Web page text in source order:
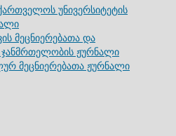
უნივერსიტეტის
მეცნიერებათა და
ჟურნალი
მეცნიერებათა ჟურნალი